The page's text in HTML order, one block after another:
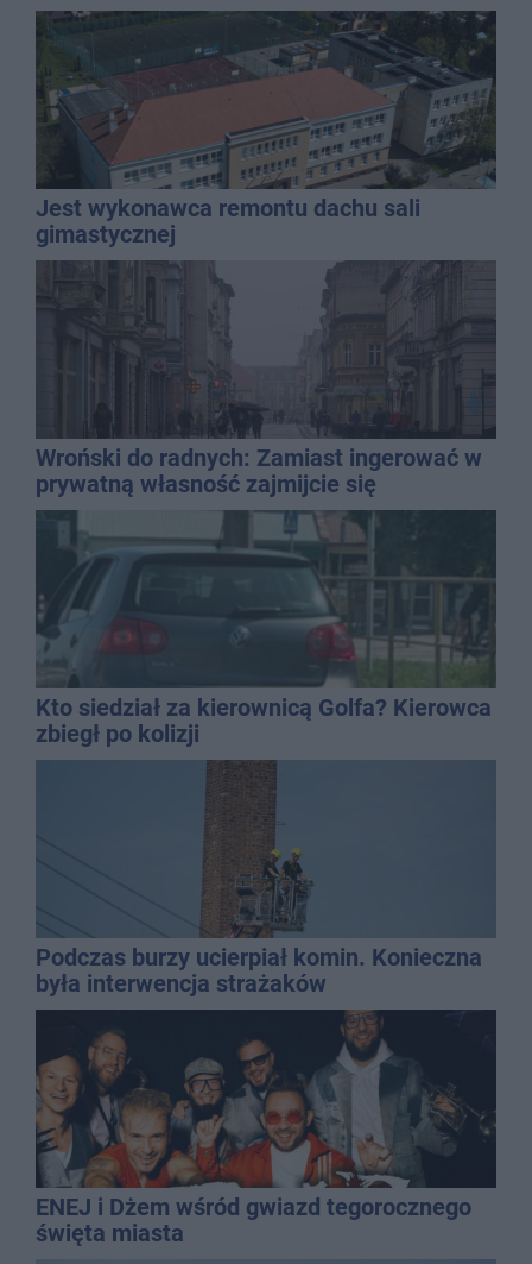
Jest wykonawca remontu dachu sali
gimastycznej
Wroński do radnych: Zamiast ingerować w
prywatną własność zajmijcie się
gospodarką
Kto siedział za kierownicą Golfa? Kierowca
zbiegł po kolizji
Podczas burzy ucierpiał komin. Konieczna
była interwencja strażaków
ENEJ i Dżem wśród gwiazd tegorocznego
święta miasta